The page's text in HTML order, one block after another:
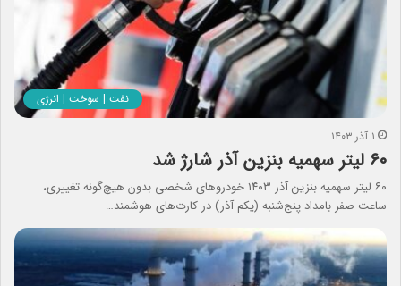
نفت | سوخت | انرژی
۱ آذر ۱۴۰۳
۶۰ لیتر سهمیه بنزین آذر شارژ شد
۶۰ لیتر سهمیه بنزین آذر ۱۴۰۳ خودروهای شخصی بدون هیچ‌گونه تغییری،
ساعت صفر بامداد پنج‌شنبه (یکم آذر) در کارت‌های هوشمند…